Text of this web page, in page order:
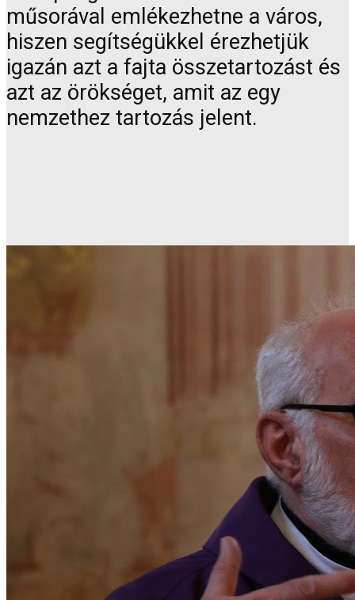
műsorával emlékezhetne a város,
hiszen segítségükkel érezhetjük
igazán azt a fajta összetartozást és
azt az örökséget, amit az egy
nemzethez tartozás jelent.